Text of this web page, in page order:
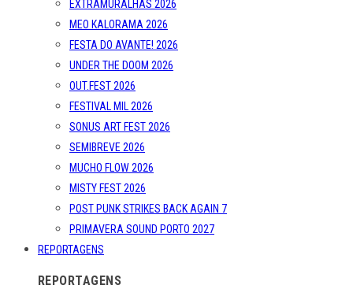
EXTRAMURALHAS 2026
MEO KALORAMA 2026
FESTA DO AVANTE! 2026
UNDER THE DOOM 2026
OUT.FEST 2026
FESTIVAL MIL 2026
SONUS ART FEST 2026
SEMIBREVE 2026
MUCHO FLOW 2026
MISTY FEST 2026
POST PUNK STRIKES BACK AGAIN 7
PRIMAVERA SOUND PORTO 2027
REPORTAGENS
REPORTAGENS